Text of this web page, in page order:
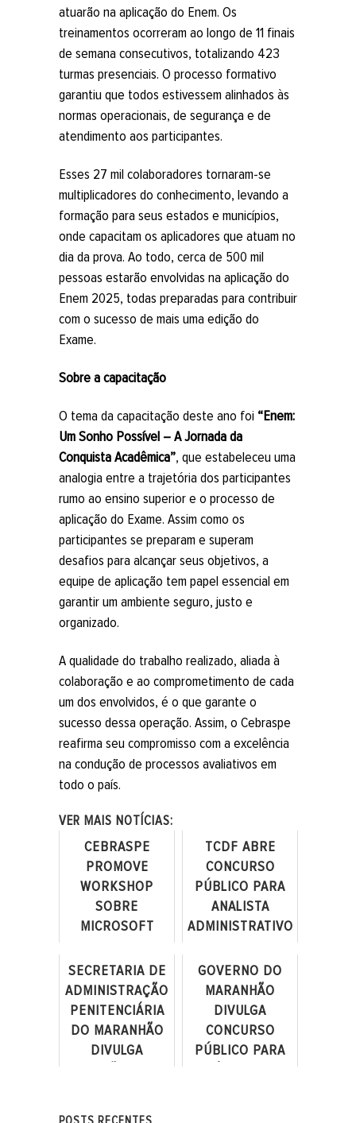
atuarão na aplicação do Enem. Os
treinamentos ocorreram ao longo de 11 finais
de semana consecutivos, totalizando 423
turmas presenciais. O processo formativo
garantiu que todos estivessem alinhados às
normas operacionais, de segurança e de
atendimento aos participantes.
Esses 27 mil colaboradores tornaram-se
multiplicadores do conhecimento, levando a
formação para seus estados e municípios,
onde capacitam os aplicadores que atuam no
dia da prova. Ao todo, cerca de 500 mil
pessoas estarão envolvidas na aplicação do
Enem 2025, todas preparadas para contribuir
com o sucesso de mais uma edição do
Exame.
Sobre a capacitação
O tema da capacitação deste ano foi “Enem:
Um Sonho Possível – A Jornada da
Conquista Acadêmica”, que estabeleceu uma
analogia entre a trajetória dos participantes
rumo ao ensino superior e o processo de
aplicação do Exame. Assim como os
participantes se preparam e superam
desafios para alcançar seus objetivos, a
equipe de aplicação tem papel essencial em
garantir um ambiente seguro, justo e
organizado.
A qualidade do trabalho realizado, aliada à
colaboração e ao comprometimento de cada
um dos envolvidos, é o que garante o
sucesso dessa operação. Assim, o Cebraspe
reafirma seu compromisso com a excelência
na condução de processos avaliativos em
todo o país.
VER MAIS NOTÍCIAS:
CEBRASPE
PROMOVE
WORKSHOP
SOBRE
MICROSOFT
COLABORADORES
TCDF ABRE
CONCURSO
PÚBLICO PARA
ANALISTA
ADMINISTRATIVO
EXTERNO
SECRETARIA DE
ADMINISTRAÇÃO
PENITENCIÁRIA
DO MARANHÃO
DIVULGA
GOVERNO DO
MARANHÃO
DIVULGA
CONCURSO
PÚBLICO PARA